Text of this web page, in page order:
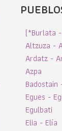
(*Burlata
Altzuza -
Ardatz -
Azpa
Badostain
Egues -
Egulbati
Elia - Elía